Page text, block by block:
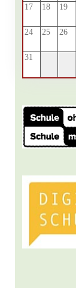
17 18 19
24 25 26
31